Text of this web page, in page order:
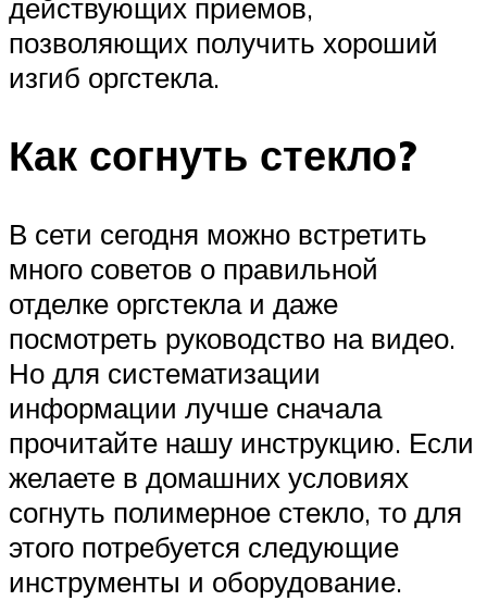
действующих приемов,
позволяющих получить хороший
изгиб оргстекла.
Как согнуть стекло?
В сети сегодня можно встретить
много советов о правильной
отделке оргстекла и даже
посмотреть руководство на видео.
Но для систематизации
информации лучше сначала
прочитайте нашу инструкцию. Если
желаете в домашних условиях
согнуть полимерное стекло, то для
этого потребуется следующие
инструменты и оборудование.